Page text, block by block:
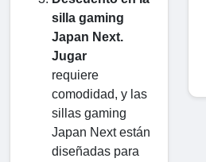
silla gaming
Japan Next.
Jugar
requiere
comodidad, y las
sillas gaming
Japan Next están
diseñadas para